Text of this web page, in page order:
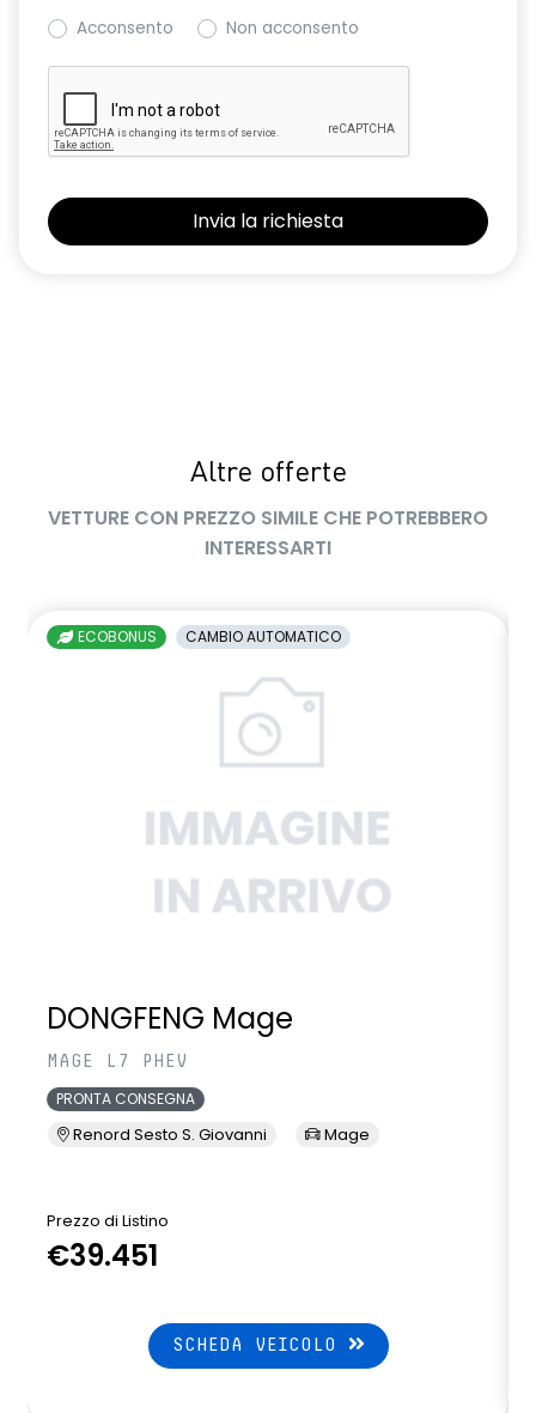
Acconsento
Non acconsento
Altre offerte
VETTURE CON PREZZO SIMILE CHE POTREBBERO
INTERESSARTI
ECOBONUS CAMBIO AUTOMATICO
DONGFENG Mage
MAGE L7 PHEV
PRONTA CONSEGNA
Renord Sesto S. Giovanni Mage
Prezzo di Listino
€39.451
SCHEDA VEICOLO